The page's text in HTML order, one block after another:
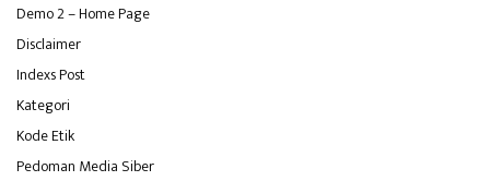
Demo 2 – Home Page
Disclaimer
Indexs Post
Kategori
Kode Etik
Pedoman Media Siber